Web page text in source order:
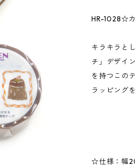
HR-1028☆
キラキラと
チ」デザイ
を持つこの
ラッピング
☆仕様：幅